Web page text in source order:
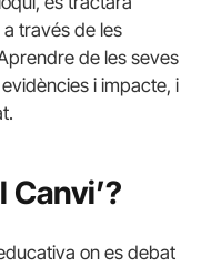
través de les
de les seves
i impacte, i
Canvi’?
on es debat